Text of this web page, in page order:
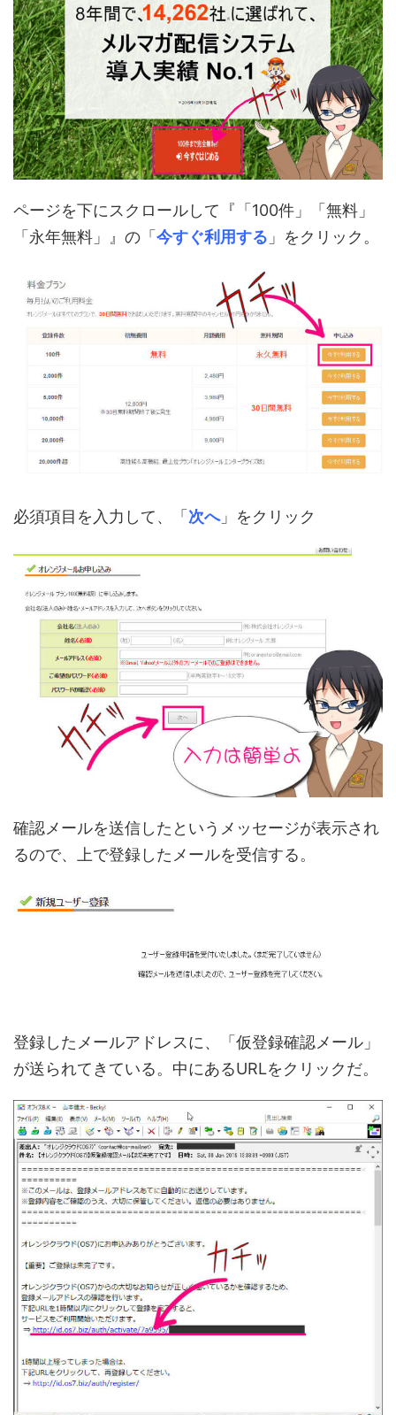
ページを下にスクロールして『「100件」「無料」
「永年無料」』の「 今すぐ利用する 」をクリック。
必須項目を入力して、「 次へ」をクリック
確認メールを送信したというメッセージが表示され
るので、上で登録したメールを受信する。
登録したメールアドレスに、「仮登録確認メール」
が送られてきている。中にあるURLをクリックだ。